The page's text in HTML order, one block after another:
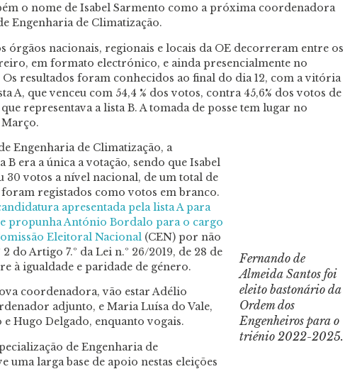
o nome de Isabel Sarmento como a próxima coordenadora
Engenharia de Climatização.
órgãos nacionais, regionais e locais da OE decorreram entre os
em formato electrónico, e ainda presencialmente no
resultados foram conhecidos ao final do dia 12, com a vitória
A, que venceu com 54,4 % dos votos, contra 45,6% dos votos de
representava a lista B. A tomada de posse tem lugar no
Fernando de
Almeida Santos foi
eleito bastonário da
Ordem dos
Engenheiros para o
triénio 2022-2025.
Engenharia de Climatização, a
B era a única a votação, sendo que Isabel
30 votos a nível nacional, de um total de
foram registados como votos em branco.
apresentada pela lista A para
propunha António Bordalo para o cargo
Eleitoral Nacional (CEN) por não
do Artigo 7.º da Lei n.º 26/2019, de 28 de
à igualdade e paridade de género.
coordenadora, vão estar Adélio
adjunto, e Maria Luísa do Vale,
Hugo Delgado, enquanto vogais.
de Engenharia de
uma larga base de apoio nestas eleições